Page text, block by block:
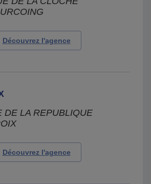
Découvrez l'agence
DE LA REPUBLIQUE
Découvrez l'agence